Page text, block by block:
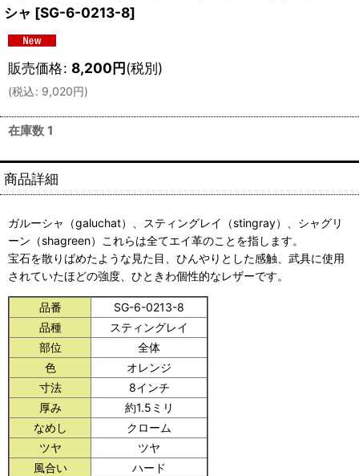
シャ [SG-6-0213-8]
販売価格: 8,200円(税別)
(税込: 9,020円)
在庫数 1
商品詳細
ガルーシャ（galuchat）、スティングレイ（stingray）、シャグリ
ーン（shagreen）これらは全てエイ革のことを指します。
宝石を散りばめたような見た目、ひんやりとした感触、武具に使用
されていたほどの強度、ひときわ個性的なレザーです。
品番
SG-6-0213-8
品種
スティングレイ
部位
全体
色
オレンジ
寸法
8インチ
厚み
約1.5ミリ
なめし
クローム
ツヤ
ツヤ
風合い
ハード